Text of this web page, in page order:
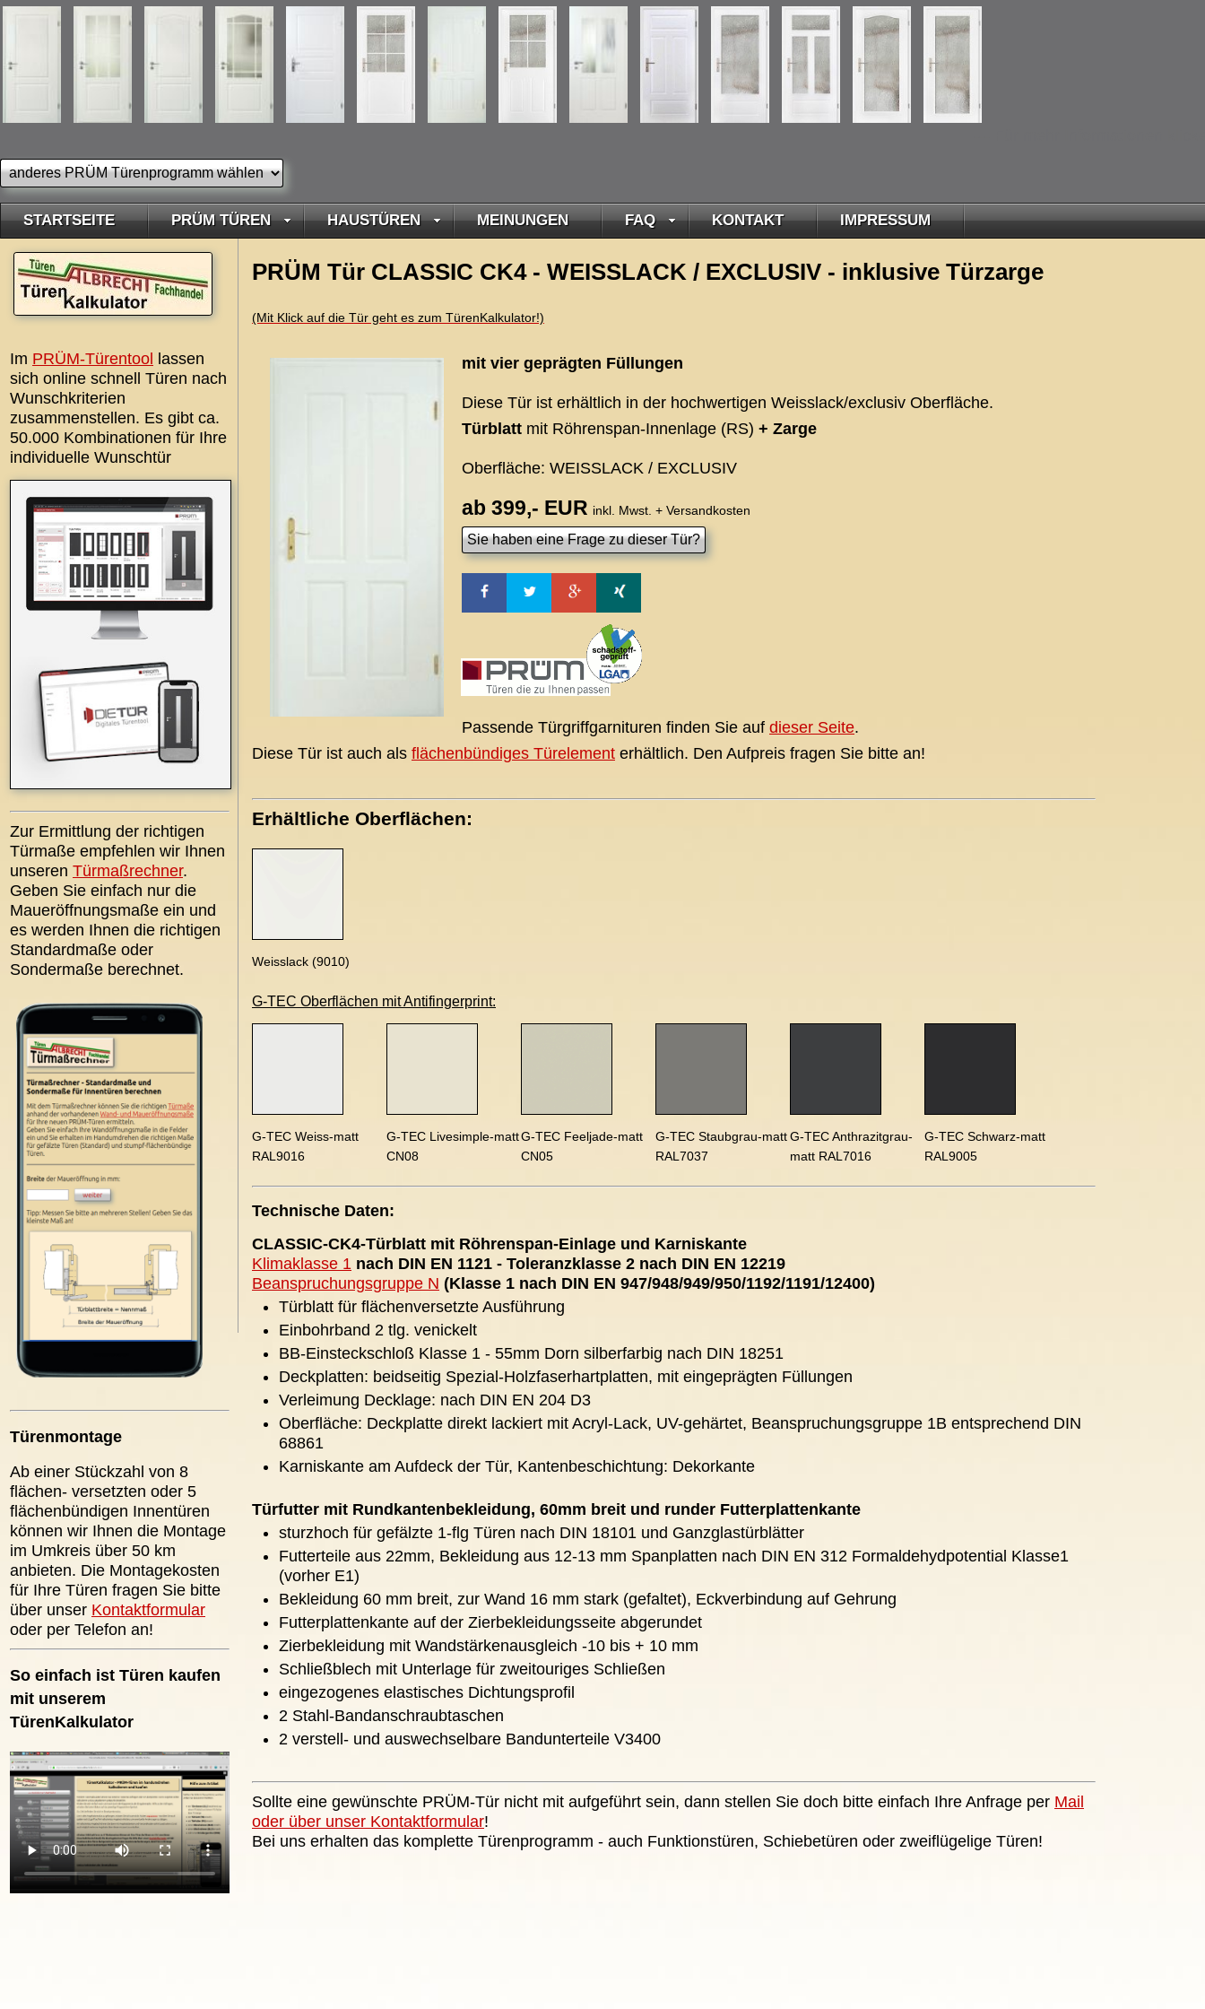
STARTSEITE PRÜM TÜREN HAUSTÜREN MEINUNGEN FAQ KONTAKT IMPRESSUM
PRÜM Tür CLASSIC CK4 - WEISSLACK / EXCLUSIV - inklusive Türzarge
(Mit Klick auf die Tür geht es zum TürenKalkulator!)
mit vier geprägten Füllungen
Diese Tür ist erhältlich in der hochwertigen Weisslack/exclusiv Oberfläche.
Türblatt mit Röhrenspan-Innenlage (RS) + Zarge
Oberfläche: WEISSLACK / EXCLUSIV
ab 399,- EUR inkl. Mwst. + Versandkosten
Passende Türgriffgarnituren finden Sie auf dieser Seite.
Diese Tür ist auch als flächenbündiges Türelement erhältlich. Den Aufpreis fragen Sie bitte an!
Erhältliche Oberflächen:
Weisslack (9010)
G-TEC Oberflächen mit Antifingerprint:
G-TEC Weiss-matt
RAL9016
G-TEC Livesimple-matt
CN08
G-TEC Feeljade-matt
CN05
G-TEC Staubgrau-matt
RAL7037
G-TEC Anthrazitgrau-
matt RAL7016
G-TEC Schwarz-matt
RAL9005
Technische Daten:
CLASSIC-CK4-Türblatt mit Röhrenspan-Einlage und Karniskante
Klimaklasse 1 nach DIN EN 1121 - Toleranzklasse 2 nach DIN EN 12219
Beanspruchungsgruppe N (Klasse 1 nach DIN EN 947/948/949/950/1192/1191/12400)
Türblatt für flächenversetzte Ausführung
Einbohrband 2 tlg. venickelt
BB-Einsteckschloß Klasse 1 - 55mm Dorn silberfarbig nach DIN 18251
Deckplatten: beidseitig Spezial-Holzfaserhartplatten, mit eingeprägten Füllungen
Verleimung Decklage: nach DIN EN 204 D3
Oberfläche: Deckplatte direkt lackiert mit Acryl-Lack, UV-gehärtet, Beanspruchungsgruppe 1B entsprechend DIN
68861
Karniskante am Aufdeck der Tür, Kantenbeschichtung: Dekorkante
Türfutter mit Rundkantenbekleidung, 60mm breit und runder Futterplattenkante
sturzhoch für gefälzte 1-flg Türen nach DIN 18101 und Ganzglastürblätter
Futterteile aus 22mm, Bekleidung aus 12-13 mm Spanplatten nach DIN EN 312 Formaldehydpotential Klasse1
(vorher E1)
Bekleidung 60 mm breit, zur Wand 16 mm stark (gefaltet), Eckverbindung auf Gehrung
Futterplattenkante auf der Zierbekleidungsseite abgerundet
Zierbekleidung mit Wandstärkenausgleich -10 bis + 10 mm
Schließblech mit Unterlage für zweitouriges Schließen
eingezogenes elastisches Dichtungsprofil
2 Stahl-Bandanschraubtaschen
2 verstell- und auswechselbare Bandunterteile V3400
Sollte eine gewünschte PRÜM-Tür nicht mit aufgeführt sein, dann stellen Sie doch bitte einfach Ihre Anfrage per Mail
oder über unser Kontaktformular!
Bei uns erhalten das komplette Türenprogramm - auch Funktionstüren, Schiebetüren oder zweiflügelige Türen!
Im PRÜM-Türentool
lassen
sich online schnell Türen nach
Wunschkriterien
zusammenstellen. Es gibt ca.
50.000 Kombinationen für Ihre
individuelle Wunschtür
Zur Ermittlung der richtigen
Türmaße empfehlen wir Ihnen
unseren Türmaßrechner.
Geben Sie einfach nur die
Maueröffnungsmaße ein und
es werden Ihnen die richtigen
Standardmaße oder
Sondermaße berechnet.
Türenmontage
Ab einer Stückzahl von 8
flächen- versetzten oder 5
flächenbündigen Innentüren
können wir Ihnen die Montage
im Umkreis über 50 km
anbieten. Die Montagekosten
für Ihre Türen fragen Sie bitte
über unser Kontaktformular
oder per Telefon an!
So einfach ist Türen kaufen
mit unserem
TürenKalkulator